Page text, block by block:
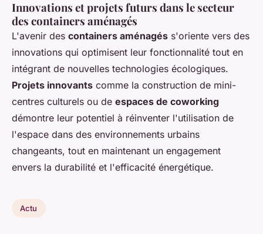
Innovations et projets futurs dans le secteur
des containers aménagés
L'avenir des containers aménagés s'oriente vers des
innovations qui optimisent leur fonctionnalité tout en
intégrant de nouvelles technologies écologiques.
Projets innovants comme la construction de mini-
centres culturels ou de espaces de coworking
démontre leur potentiel à réinventer l'utilisation de
l'espace dans des environnements urbains
changeants, tout en maintenant un engagement
envers la durabilité et l'efficacité énergétique.
Actu